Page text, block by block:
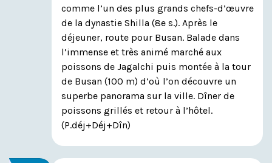
comme l’un des plus grands chefs-d’œuvre
de la dynastie Shilla (8e s.). Après le
déjeuner, route pour Busan. Balade dans
l’immense et très animé marché aux
poissons de Jagalchi puis montée à la tour
de Busan (100 m) d’où l’on découvre un
superbe panorama sur la ville. Dîner de
poissons grillés et retour à l’hôtel.
(P.déj+Déj+Dîn)